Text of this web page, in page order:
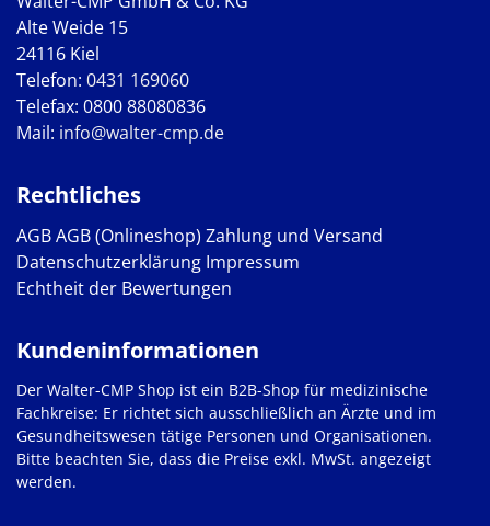
Alte Weide 15
24116 Kiel
Telefon: 0431 169060
Telefax: 0800 88080836
Mail: info@walter-cmp.de
Rechtliches
AGBAGB (Onlineshop) Zahlung und Versand
Datenschutzerklärung Impressum
Echtheit der Bewertungen
Kundeninformationen
Der Walter-CMP Shop ist ein B2B-Shop für medizinische
Fachkreise: Er richtet sich ausschließlich an Ärzte und im
Gesundheitswesen tätige Personen und Organisationen.
Bitte beachten Sie, dass die Preise exkl. MwSt. angezeigt
werden.